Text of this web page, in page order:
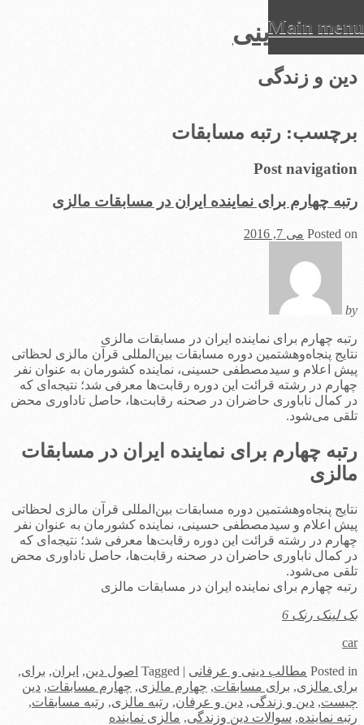
عرفان دینی
دین و زندگی
Main menu
to
content
برچسب: رتبه مسابقات
Post navigation
رتبه چهارم برای نماینده ایران در مسابقات مالزی
Posted on می 7, 2016
by
رتبه چهارم برای نماینده ایران در مسابقات مالزی
نتایج پنجاه‌‌وهشتمین دوره مسابقات بین‌المللی قرآن مالزی لحظاتی
پیش اعلام و سیدمصطفی حسینی، نماینده کشورمان به عنوان نفر
چهارم در رشته قرائت این دوره رقابت‌ها معرفی شد؛ نتیجه‌ای که
در کمال ناباوری حاضران در صحنه رقابت‌ها، حاصل ناداوری محض
تلقی می‌شود.
رتبه چهارم برای نماینده ایران در مسابقات
مالزی
نتایج پنجاه‌‌وهشتمین دوره مسابقات بین‌المللی قرآن مالزی لحظاتی
پیش اعلام و سیدمصطفی حسینی، نماینده کشورمان به عنوان نفر
چهارم در رشته قرائت این دوره رقابت‌ها معرفی شد؛ نتیجه‌ای که
در کمال ناباوری حاضران در صحنه رقابت‌ها، حاصل ناداوری محض
تلقی می‌شود.
رتبه چهارم برای نماینده ایران در مسابقات مالزی
بک لینک رنک 6
car
Posted in مطالب دینی و عرفانی |
Tagged اصول دین, ایران, برای,
برای مالزی, برای مسابقات, چهارم مالزی, چهارم مسابقات, دین
چیست, دین و زندگی, دین و عرفان, رتبه مالزی, رتبه مسابقات,
رتبه نماینده, سوالات دین وزندگی, مالزی نماینده